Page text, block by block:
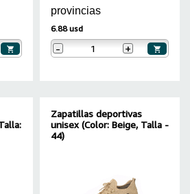
provincias
6.88 usd
- +
Zapatillas deportivas
unisex (Color: Beige, Talla -
44)